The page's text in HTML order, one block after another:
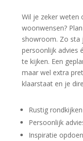
Wil je zeker weten
woonwensen?
showroom. Zo sta
persoonlijk advies
te kijken. Een
maar wel extra
klaarstaat en je
Rustig
Persoonlijk
Inspiratie